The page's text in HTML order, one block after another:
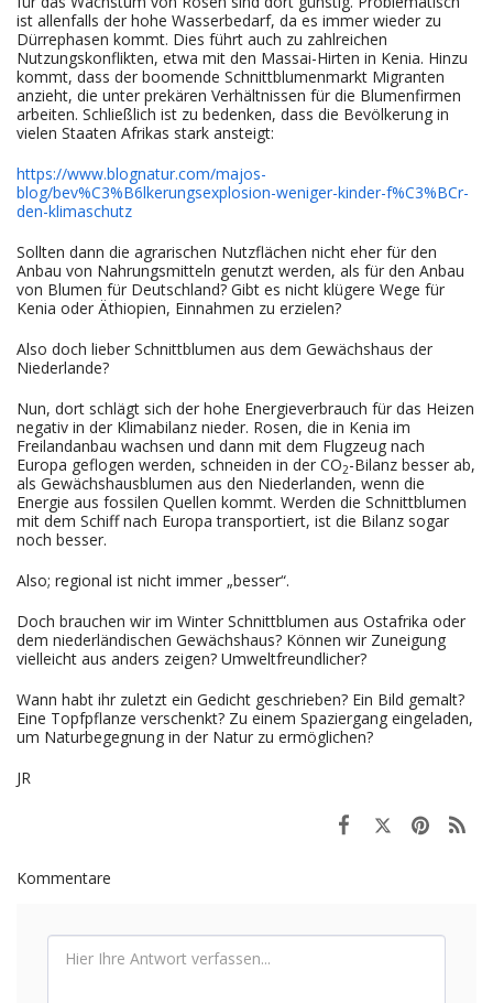
ist allenfalls der hohe Wasserbedarf, da es immer wieder zu
Dürrephasen kommt. Dies führt auch zu zahlreichen
Nutzungskonflikten, etwa mit den Massai-Hirten in Kenia. Hinzu
kommt, dass der boomende Schnittblumenmarkt Migranten
anzieht, die unter prekären Verhältnissen für die Blumenfirmen
arbeiten. Schließlich ist zu bedenken, dass die Bevölkerung in
vielen Staaten Afrikas stark ansteigt:
https://www.blognatur.com/majos-
blog/bev%C3%B6lkerungsexplosion-weniger-kinder-f%C3%BCr-
den-klimaschutz
Sollten dann die agrarischen Nutzflächen nicht eher für den
Anbau von Nahrungsmitteln genutzt werden, als für den Anbau
von Blumen für Deutschland? Gibt es nicht klügere Wege für
Kenia oder Äthiopien, Einnahmen zu erzielen?
Also doch lieber Schnittblumen aus dem Gewächshaus der
Niederlande?
Nun, dort schlägt sich der hohe Energieverbrauch für das Heizen
negativ in der Klimabilanz nieder. Rosen, die in Kenia im
Freilandanbau wachsen und dann mit dem Flugzeug nach
Europa geflogen werden, schneiden in der CO2-Bilanz besser ab,
als Gewächshausblumen aus den Niederlanden, wenn die
Energie aus fossilen Quellen kommt. Werden die Schnittblumen
mit dem Schiff nach Europa transportiert, ist die Bilanz sogar
noch besser.
Also; regional ist nicht immer „besser“.
Doch brauchen wir im Winter Schnittblumen aus Ostafrika oder
dem niederländischen Gewächshaus? Können wir Zuneigung
vielleicht aus anders zeigen? Umweltfreundlicher?
Wann habt ihr zuletzt ein Gedicht geschrieben? Ein Bild gemalt?
Eine Topfpflanze verschenkt? Zu einem Spaziergang eingeladen,
um Naturbegegnung in der Natur zu ermöglichen?
JR
Kommentare